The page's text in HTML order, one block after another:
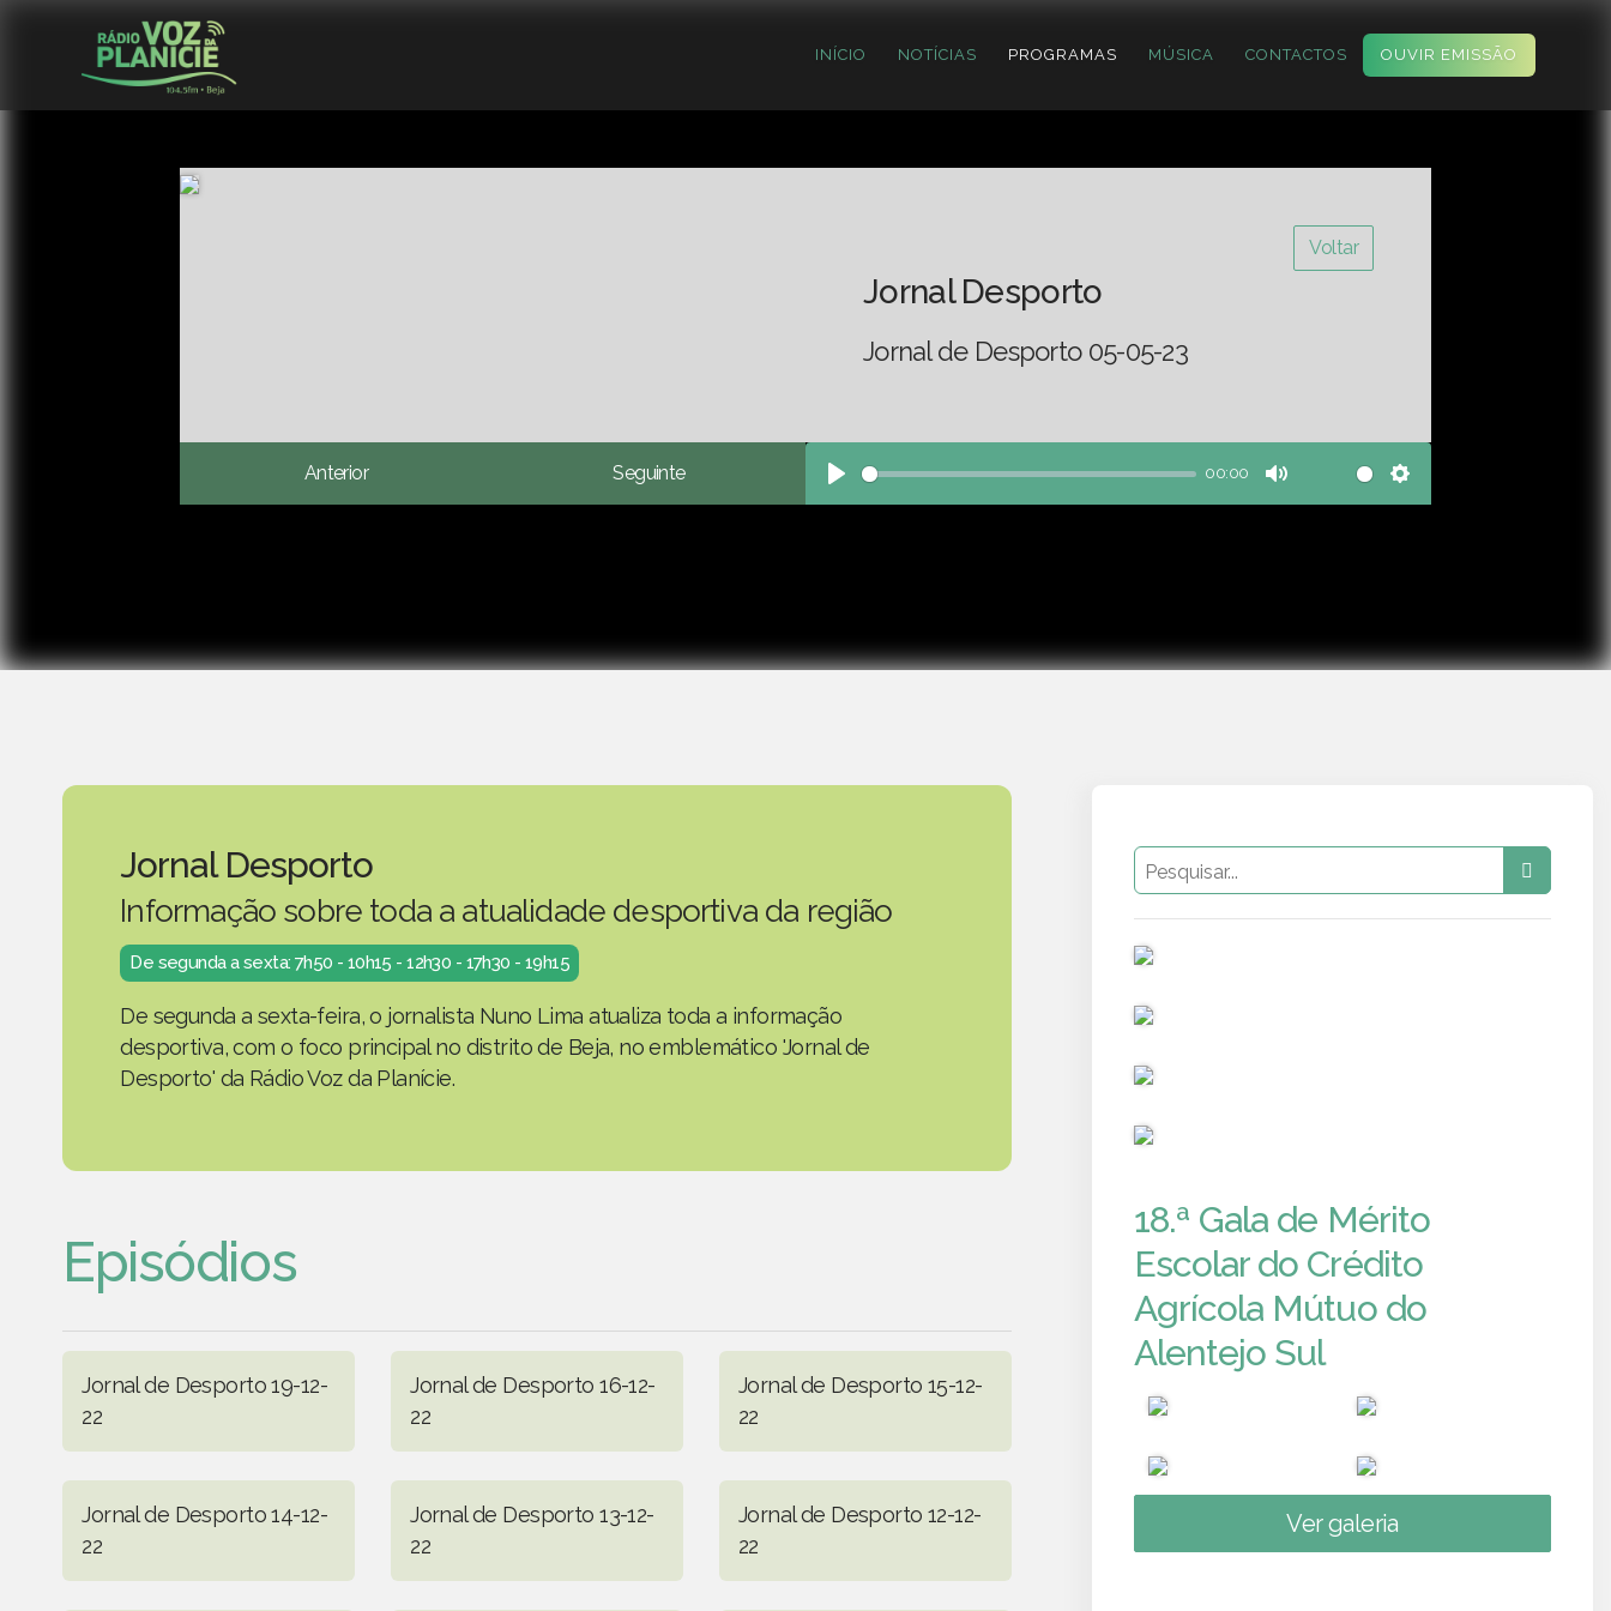
INÍCIO NOTÍCIAS PROGRAMAS MÚSICA CONTACTOS OUVIR EMISSÃO
Voltar
Jornal Desporto
Jornal de Desporto 05-05-23
Anterior Seguinte
Play
00:00
Mute Settings
Jornal Desporto
Informação sobre toda a atualidade desportiva da região
De segunda a sexta: 7h50 - 10h15 - 12h30 - 17h30 - 19h15
De segunda a sexta-feira, o jornalista Nuno Lima atualiza toda a informação
desportiva, com o foco principal no distrito de Beja, no emblemático 'Jornal de
Desporto' da Rádio Voz da Planície.
Episódios
Jornal de Desporto 19-12-
22
Jornal de Desporto 16-12-
22
Jornal de Desporto 15-12-
22
Jornal de Desporto 14-12-
22
Jornal de Desporto 13-12-
22
Jornal de Desporto 12-12-
22
18.ª Gala de Mérito
Escolar do Crédito
Agrícola Mútuo do
Alentejo Sul
Ver galeria